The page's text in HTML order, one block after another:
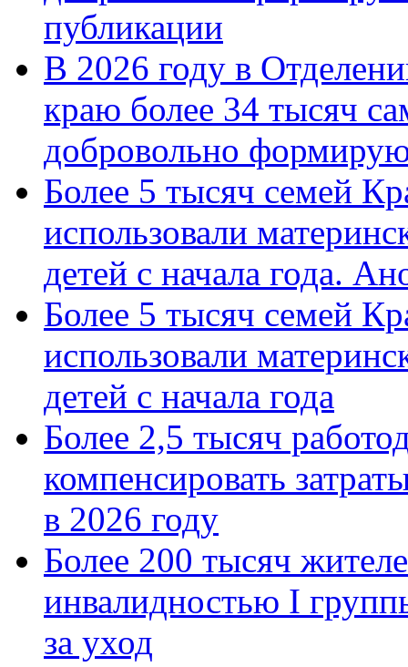
публикации
В 2026 году в
краю более 34 тысяч
добровольно
Более 5 тысяч семей
использовали
детей с начала года.
Более 5 тысяч семей
использовали
детей с начала года
Более 2,5 тысяч
компенсировать
в 2026 году
Более 200 тысяч
инвалидностью I
за уход